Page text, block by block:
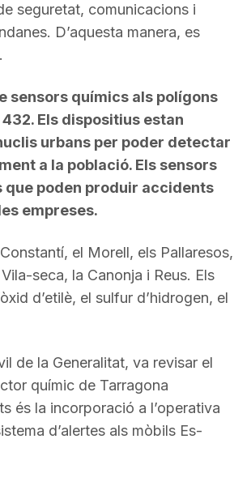
seguretat, comunicacions i
D’aquesta manera, es
sensors químics als polígons
Els dispositius estan
urbans per poder detectar
a la població. Els sensors
poden produir accidents
empreses.
el Morell, els Pallaresos,
seca, la Canonja i Reus. Els
d’etilè, el sulfur d’hidrogen, el
de la Generalitat, va revisar el
químic de Tarragona
és la incorporació a l’operativa
d’alertes als mòbils Es-